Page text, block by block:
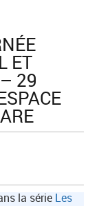
ET
29
la série Les